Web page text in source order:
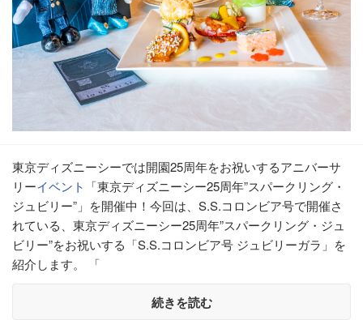
東京ディズニーシーでは開園25周年をお祝いするアニバーサ
リーイベント 「東京ディズニーシー25周年”スパークリング・
ジュビリー”」を開催中！今回は、S.S.コロンビア号で開催さ
れている、東京ディズニーシー25周年”スパークリング・ジュ
ビリー”をお祝いする「S.S.コロンビア号 ジュビリーガラ」を
紹介します。 「
続きを読む